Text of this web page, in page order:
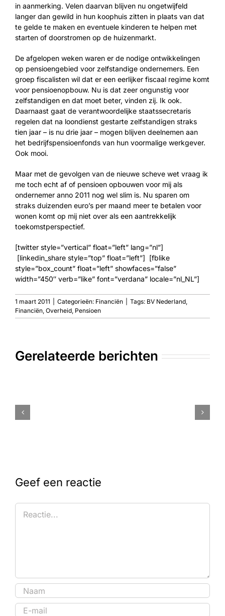
in aanmerking. Velen daarvan blijven nu ongetwijfeld
langer dan gewild in hun koophuis zitten in plaats van dat
te gelde te maken en eventuele kinderen te helpen met
starten of doorstromen op de huizenmarkt.
De afgelopen weken waren er de nodige ontwikkelingen
op pensioengebied voor zelfstandige ondernemers. Een
groep fiscalisten wil dat er een eerlijker fiscaal regime komt
voor pensioenopbouw. Nu is dat zeer ongunstig voor
zelfstandigen en dat moet beter, vinden zij. Ik ook.
Daarnaast gaat de verantwoordelijke staatssecretaris
regelen dat na loondienst gestarte zelfstandigen straks
tien jaar – is nu drie jaar – mogen blijven deelnemen aan
het bedrijfspensioenfonds van hun voormalige werkgever.
Ook mooi.
Maar met de gevolgen van de nieuwe scheve wet vraag ik
me toch echt af of pensioen opbouwen voor mij als
ondernemer anno 2011 nog wel slim is. Nu sparen om
straks duizenden euro’s per maand meer te betalen voor
wonen komt op mij niet over als een aantrekkelijk
toekomstperspectief.
[twitter style=”vertical” float=”left” lang=”nl”]
[linkedin_share style=”top” float=”left”] [fblike
style=”box_count” float=”left” showfaces=”false”
width=”450″ verb=”like” font=”verdana” locale=”nl_NL”]
1 maart 2011 Categorieën: Financiën Tags: BV Nederland,
Financiën, Overheid, Pensioen
Gerelateerde berichten
Geef een reactie
Reactie